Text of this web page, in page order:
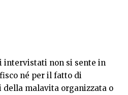
non si sente in
né per il fatto di
malavita organizzata o